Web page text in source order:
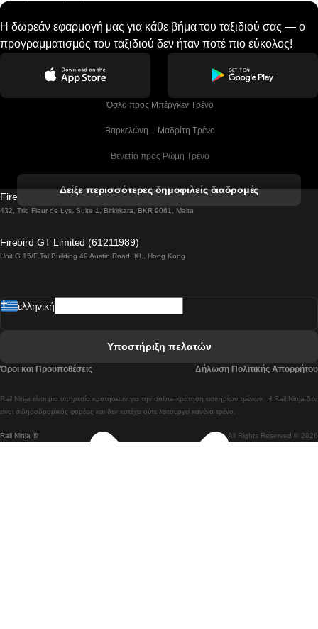
Η δωρεάν εφαρμογή μας για κάθε βήμα του ταξιδιού σας — ο
προγραμματισμός του ταξιδιού δεν ήταν ποτέ πιο εύκολος!
Όσλο προς Μπέργκεν Tρένο
Βαρκελώνη – Μαδρίτη Tρένο
Βενετία προς Ρώμη Τρένο
Βιέννη προς Σάλτσμπουργκ Τρένα
Βουδαπέστη προς Πράγα Tρένο
Λισαβόνα προς Λάγος Tρένο
Λισαβόνα προς Μαδρίτη Τρένα
Δείξε περισσότερες δημοφιλείς διαδρομές
Firebird GT Limited (OC 1451)
432, Triq Fleur de Lys, Suite 1, Birkirkara, BKR 9061, Malta
Firebird GT Limited (61211989)
Unit G 15/F Tal Building 49 Austin Road, KL, Hong Kong
Rail Ninja ® All Rights Reserved © 2026
Rail Ninja είναι μια υπηρεσία κρατήσεων για την online κράτηση εισιτηρίων τρένων. Η Rail Ninja δεν
είναι σιδηροδρομικός φορέας και δεν κατέχει ούτε λειτουργεί κανένα τρένο.
ελληνική
Υποστήριξη πελατών
Όροι και Προϋποθέσεις Δήλωση Πολιτικής Απορρήτου